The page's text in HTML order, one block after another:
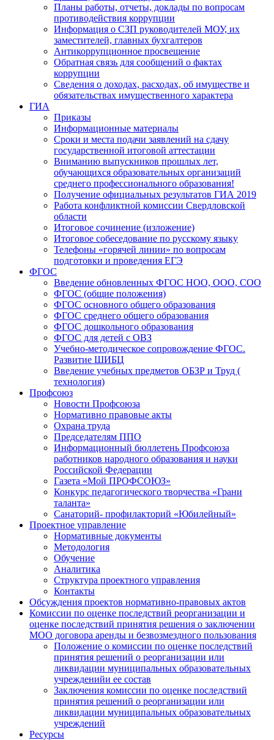
Планы работы, отчеты, доклады по вопросам
противодействия коррупции
Информация о СЗП руководителей МОУ, их
заместителей, главных бухгалтеров
Антикоррупционное просвещение
Обратная связь для сообщений о фактах
коррупции
Сведения о доходах, расходах, об имуществе и
обязательствах имущественного характера
ГИА
Приказы
Информационные материалы
Сроки и места подачи заявлений на сдачу
государственной итоговой аттестации
Вниманию выпускников прошлых лет,
обучающихся образовательных организаций
среднего профессионального образования!
Получение официальных результатов ГИА 2019
Работа конфликтной комиссии Свердловской
области
Итоговое сочинение (изложение)
Итоговое собеседование по русскому языку
Телефоны «горячей линии» по вопросам
подготовки и проведения ЕГЭ
ФГОС
Введение обновленных ФГОС НОО, ООО, СОО
ФГОС (общие положения)
ФГОС основного общего образования
ФГОС среднего общего образования
ФГОС дошкольного образования
ФГОС для детей с ОВЗ
Учебно-методическое сопровождение ФГОС.
Развитие ШИБЦ
Введение учебных предметов ОБЗР и Труд (
технология)
Профсоюз
Новости Профсоюза
Нормативно правовые акты
Охрана труда
Председателям ППО
Информационный бюллетень Профсоюза
работников народного образования и науки
Российской Федерации
Газета «Мой ПРОФСОЮЗ»
Конкурс педагогического творчества «Грани
таланта»
Санаторий- профилакторий «Юбилейный»
Проектное управление
Нормативные документы
Методология
Обучение
Аналитика
Структура проектного управления
Контакты
Обсуждения проектов нормативно-правовых актов
Комиссии по оценке последствий реорганизации и
оценке последствий принятия решения о заключении
МОО договора аренды и безвозмездного пользования
Положение о комиссии по оценке последствий
принятия решений о реорганизации или
ликвидации муниципальных образовательных
учрежденийи ее состав
Заключения комиссии по оценке последствий
принятия решений о реорганизации или
ликвидации муниципальных образовательных
учреждений
Ресурсы